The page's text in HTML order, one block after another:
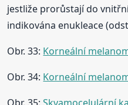
jestliže prorůstají do
indikována enukleace
Obr. 33: Korneální
Obr. 34: Korneální